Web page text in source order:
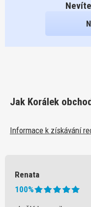
Jak Korálek
Informace k získávání
Renata
100%